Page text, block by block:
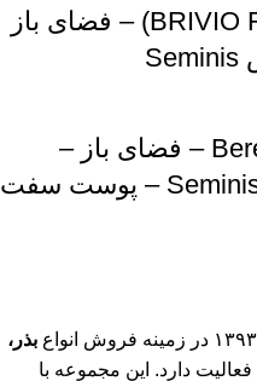
بذر گوجه فرنگی بریویو (BRIVIO F1) – فضای باز
بذر گوجه فرنگی برنتا Berenta – فضای باز –
هیبرید F1 – برند سمینس Seminis – پوست سفت
بذر،
فعالیت دارد. این مجموعه با